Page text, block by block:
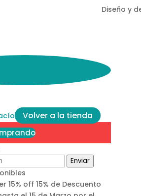
Diseño y
Volver a la tienda
Enviar
15% off 15% de Descuento